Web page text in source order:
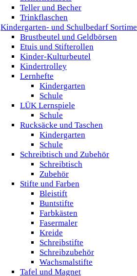
Teller und Becher
Trinkflaschen
Kindergarten- und Schulbedarf
Brustbeutel und Geldbörsen
Etuis und Stifterollen
Kinder-Kulturbeutel
Kindertrolley
Lernhefte
Kindergarten
Schule
LÜK Lernspiele
Schule
Rucksäcke und Taschen
Kindergarten
Schule
Schreibtisch und Zubehör
Schreibtisch
Zubehör
Stifte und Farben
Bleistift
Buntstifte
Farbkästen
Fasermaler
Kreide
Schreibstifte
Schreibzubehör
Wachsmalstifte
Tafel und Magnet